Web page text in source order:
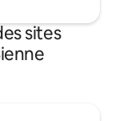
sites